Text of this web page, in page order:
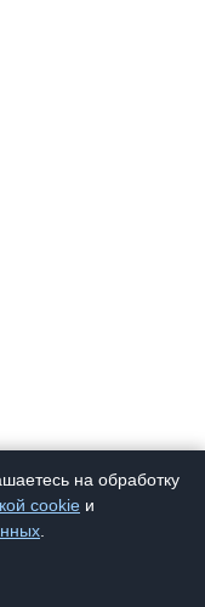
на обработку
cookie и